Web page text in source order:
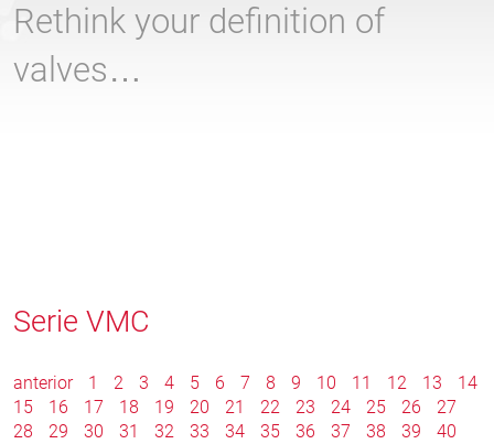
Rethink your definition of
valves…
Serie VMC
anterior 1 2 3 4 5 6 7 8 9 10 11 12 13
14
15
16 17 18 19 20 21 22 23 24 25 26
27
28
29 30 31 32 33 34 35 36 37 38 39
40